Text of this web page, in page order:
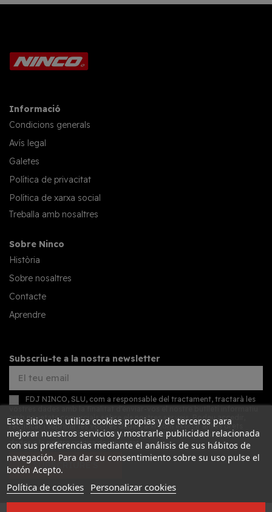
Informació
Condicions generals
Avís legal
Galetes
Política de privacitat
Política de xarxa social
Treballa amb nosaltres
Sobre Ninco
Història
Sobre nosaltres
Contacte
Aprendre
Subscriu-te a la nostra newsletter
FDJ NINCO, SLU, com a responsable del tractament, tractarà les
vostres dades amb la finalitat d'enviar-vos el nostre butlletí informatiu
amb novetats comercials sobre els nostres serveis. Podeu accedir,
rectificar i suprimir les vostres dades, així com exercir altres drets
consultant la informació addicional detallada sobre protecció de
dades a la nostrapolítica de privacitat
SUBSCRIURE'S
Este sitio web utiliza cookies propias y de terceros para
mejorar nuestros servicios y mostrarle publicidad relacionada
con sus preferencias mediante el análisis de sus hábitos de
navegación. Para dar su consentimiento sobre su uso pulse el
botón Acepto.
Política de cookies Personalizar cookies